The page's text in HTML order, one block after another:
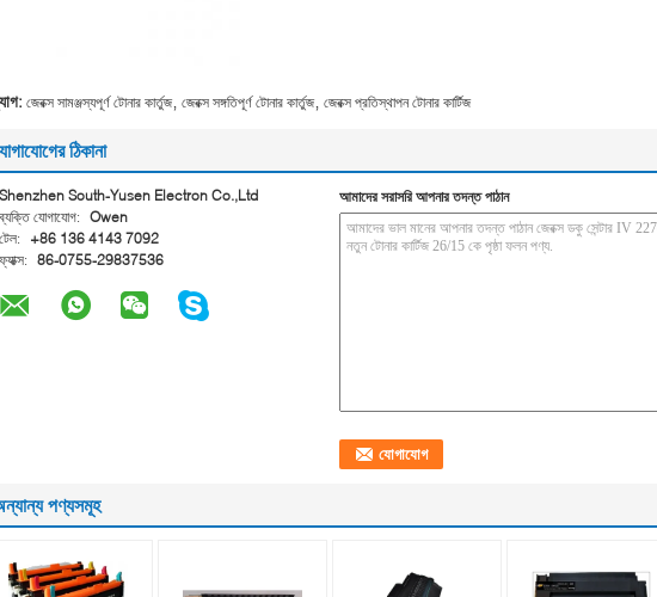
জেরক্স সামঞ্জস্যপূর্ণ টোনার কার্তুজ, জেরক্স সঙ্গতিপূর্ণ টোনার কার্তুজ, জেরক্স প্রতিস্থাপন টোনার কার্টিজ
ঠিকানা
Shenzhen South-Yusen Electron Co.,Ltd
ব্যক্তি যোগাযোগ: Owen
টেল:
+86 136 4143 7092
ফ্যাক্স: 86-0755-29837536
আমাদের সরাসরি আপনার তদন্ত পাঠান
পণ্যসমূহ